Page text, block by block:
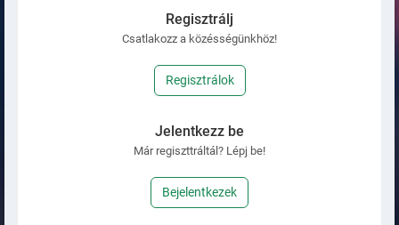
Regisztrálj
Csatlakozz a közésségünkhöz!
Regisztrálok
Jelentkezz be
Már regiszttráltál? Lépj be!
Bejelentkezek